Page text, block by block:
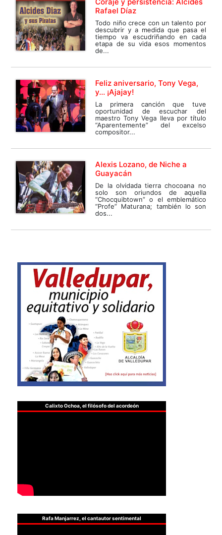
Rafael Díaz
Todo niño crece con un talento por
descubrir y a medida que pasa el
tiempo va escudriñando en cada
etapa de su vida esos momentos
de...
Feliz aniversario, Tony Vega,
y… ¡Ajajay!
La primera canción que tuve
oportunidad de escuchar del
maestro Tony Vega lleva por título
“Aparentemente” del excelso
compositor...
Alexis Lozano, de Niche a
Guayacán
De la olvidada tierra chocoana no
solo son oriundos de aquella
“Chocquibtown” o el emblemático
“Profe” Maturana; también lo son
dos...
Calixto Ochoa, el filósofo del acordeón
Rafa Manjarrez, el cantautor sentimental